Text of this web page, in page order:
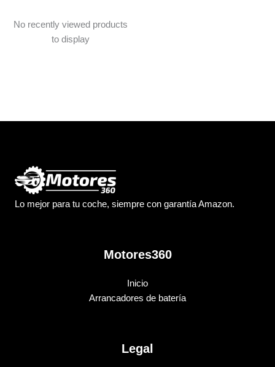
No recently viewed products
to display
Lo mejor para tu coche, siempre con garantía Amazon.
Motores360
Inicio
Arrancadores de batería
Legal